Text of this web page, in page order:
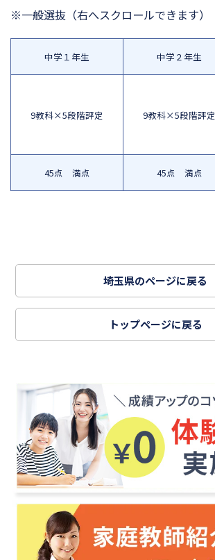
※一般選抜 （右へスクロールできます）
中学１年生
9教科×5段階評定
45点 満点
中学２年生
9教科×5段階評定
45点 満点
埼玉県のページに戻る
トップページに戻る